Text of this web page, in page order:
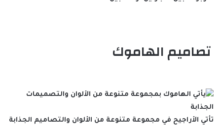
تصاميم الهاموك
تأتي الأراجيح في مجموعة متنوعة من الألوان والتصاميم الجذابة